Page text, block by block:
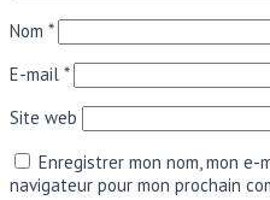
Nom *
E-mail *
Site web
Enregistrer mon nom, mon
navigateur pour mon prochain